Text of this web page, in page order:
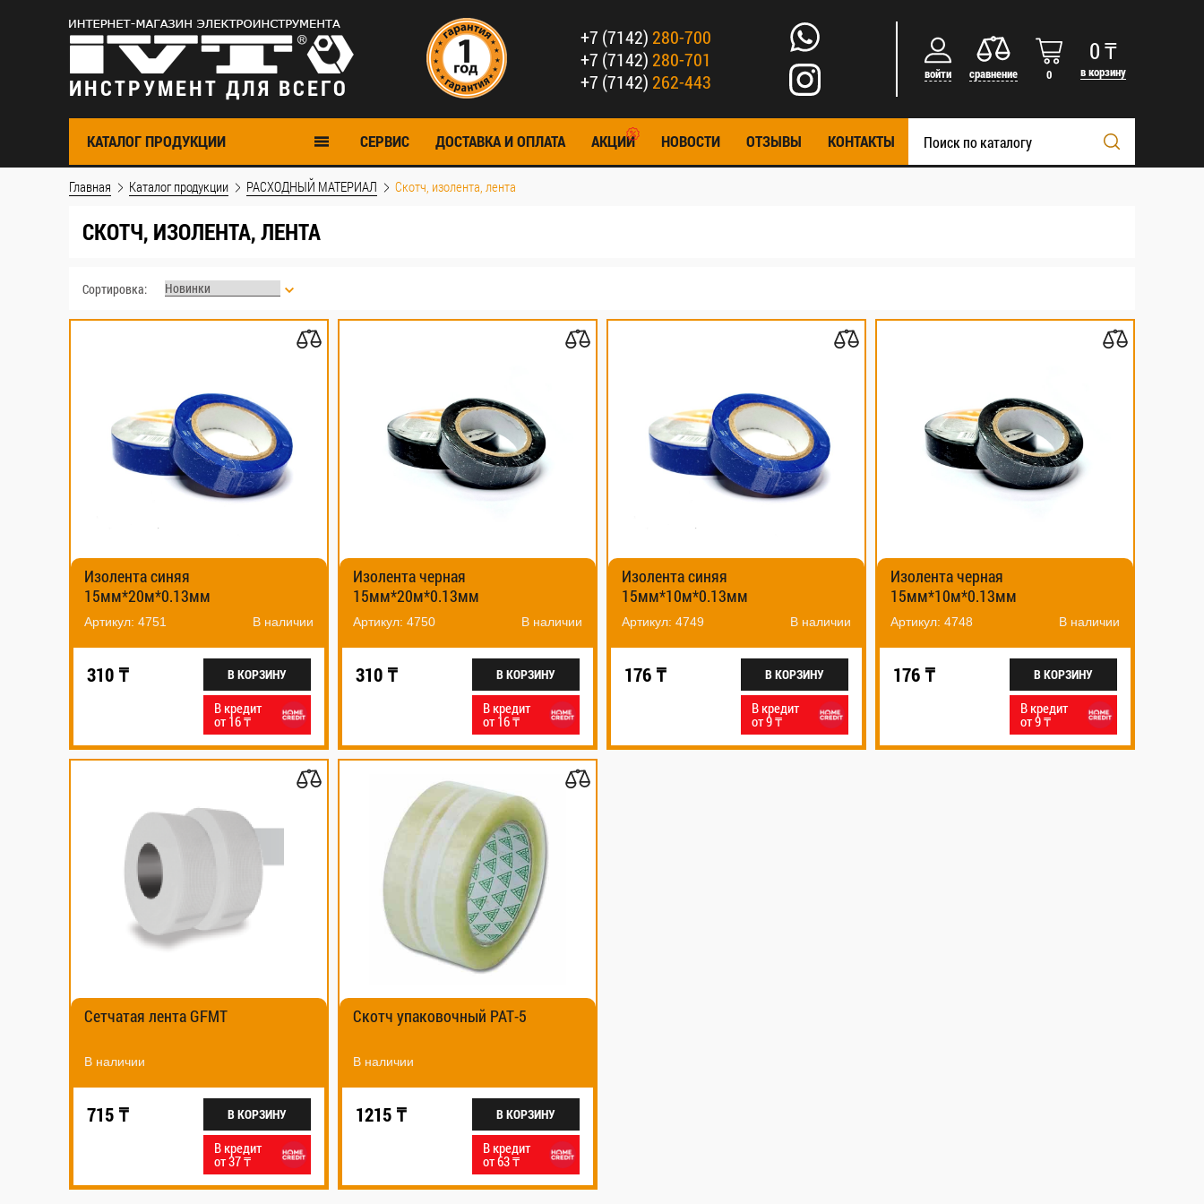
ИНСТРУМЕНТ ДЛЯ ВСЕГО
+7 (7142)280-700
+7 (7142)280-701
+7 (7142)262-443 войти сравнение 0
0₸
в корзину
КАТАЛОГ ПРОДУКЦИИ CЕРВИС ДОСТАВКА И ОПЛАТА АКЦИИ НОВОСТИ ОТЗЫВЫ КОНТАКТЫ
Главная Каталог продукции РАСХОДНЫЙ МАТЕРИАЛ Скотч, изолента, лента
СКОТЧ, ИЗОЛЕНТА, ЛЕНТА
Сортировка:
Изолента синяя
15мм*20м*0.13мм
Артикул: 4751 В наличии
310 ₸ В КОРЗИНУ
В кредит
от 16 ₸
Изолента черная
15мм*20м*0.13мм
Артикул: 4750 В наличии
310 ₸ В КОРЗИНУ
В кредит
от 16 ₸
Изолента синяя
15мм*10м*0.13мм
Артикул: 4749 В наличии
176 ₸ В КОРЗИНУ
В кредит
от 9 ₸
Изолента черная
15мм*10м*0.13мм
Артикул: 4748 В наличии
176 ₸ В КОРЗИНУ
В кредит
от 9 ₸
Сетчатая лента GFMT
В наличии
715 ₸ В КОРЗИНУ
В кредит
от 37 ₸
Cкотч упаковочный РАТ-5
В наличии
1215 ₸ В КОРЗИНУ
В кредит
от 63 ₸